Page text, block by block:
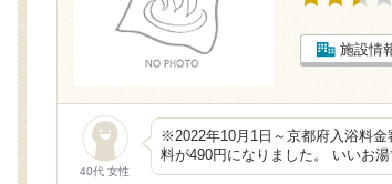
施設情
40代 女性
※2022年10月1日～京都府入浴料
料が490円になりました。 いいお